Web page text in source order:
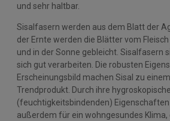
und sehr haltbar.
Sisalfasern werden aus dem Blatt der
der Ernte werden die Blätter vom
und in der Sonne gebleicht. Sisalfasern
sich gut verarbeiten. Die robusten
Erscheinungsbild machen Sisal zu
Trendprodukt. Durch ihre
(feuchtigkeitsbindenden)
außerdem für ein wohngesundes Klima,